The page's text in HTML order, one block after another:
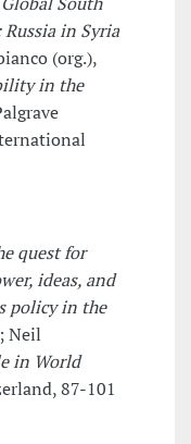
in Syria
(org.),
in the
quest for
ideas, and
policy in the
Neil
in World
87-101